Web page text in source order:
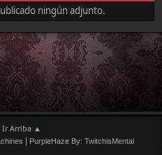
ningún adjunto.
Ir Arriba ▲
PurpleHaze By: TwitchisMental